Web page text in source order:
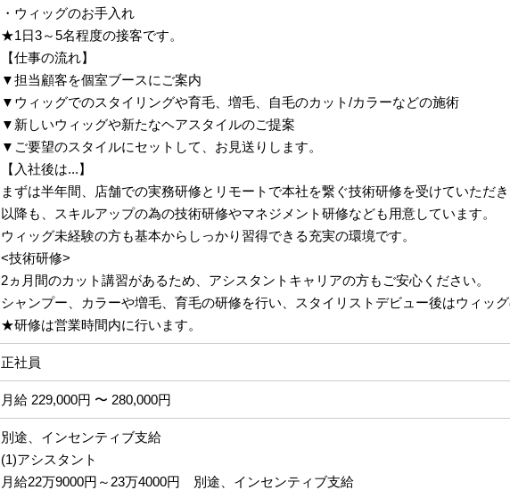
・ウィッグのお手入れ
★1日3～5名程度の接客です。
【仕事の流れ】
▼担当顧客を個室ブースにご案内
▼ウィッグでのスタイリングや育毛、増毛、自毛のカット/カラーなどの施術
▼新しいウィッグや新たなヘアスタイルのご提案
▼ご要望のスタイルにセットして、お見送りします。
【入社後は...】
まずは半年間、店舗での実務研修とリモートで本社を繋ぐ技術研修を受けていただ
以降も、スキルアップの為の技術研修やマネジメント研修なども用意しています。
ウィッグ未経験の方も基本からしっかり習得できる充実の環境です。
<技術研修>
2ヵ月間のカット講習があるため、アシスタントキャリアの方もご安心ください。
シャンプー、カラーや増毛、育毛の研修を行い、スタイリストデビュー後はウィッ
★研修は営業時間内に行います。
正社員
月給 229,000円 〜 280,000円
別途、インセンティブ支給
(1)アシスタント
月給22万9000円～23万4000円 別途、インセンティブ支給